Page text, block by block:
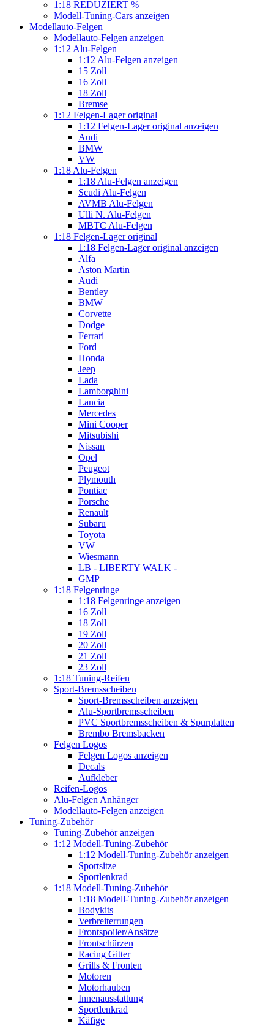
1:18 REDUZIERT %
Modell-Tuning-Cars anzeigen
Modellauto-Felgen
Modellauto-Felgen anzeigen
1:12 Alu-Felgen
1:12 Alu-Felgen anzeigen
15 Zoll
16 Zoll
18 Zoll
Bremse
1:12 Felgen-Lager original
1:12 Felgen-Lager original anzeigen
Audi
BMW
VW
1:18 Alu-Felgen
1:18 Alu-Felgen anzeigen
Scudi Alu-Felgen
AVMB Alu-Felgen
Ulli N. Alu-Felgen
MBTC Alu-Felgen
1:18 Felgen-Lager original
1:18 Felgen-Lager original anzeigen
Alfa
Aston Martin
Audi
Bentley
BMW
Corvette
Dodge
Ferrari
Ford
Honda
Jeep
Lada
Lamborghini
Lancia
Mercedes
Mini Cooper
Mitsubishi
Nissan
Opel
Peugeot
Plymouth
Pontiac
Porsche
Renault
Subaru
Toyota
VW
Wiesmann
LB - LIBERTY WALK -
GMP
1:18 Felgenringe
1:18 Felgenringe anzeigen
16 Zoll
18 Zoll
19 Zoll
20 Zoll
21 Zoll
23 Zoll
1:18 Tuning-Reifen
Sport-Bremsscheiben
Sport-Bremsscheiben anzeigen
Alu-Sportbremsscheiben
PVC Sportbremsscheiben & Spurplatten
Brembo Bremsbacken
Felgen Logos
Felgen Logos anzeigen
Decals
Aufkleber
Reifen-Logos
Alu-Felgen Anhänger
Modellauto-Felgen anzeigen
Tuning-Zubehör
Tuning-Zubehör anzeigen
1:12 Modell-Tuning-Zubehör
1:12 Modell-Tuning-Zubehör anzeigen
Sportsitze
Sportlenkrad
1:18 Modell-Tuning-Zubehör
1:18 Modell-Tuning-Zubehör anzeigen
Bodykits
Verbreiterrungen
Frontspoiler/Ansätze
Frontschürzen
Racing Gitter
Grills & Fronten
Motoren
Motorhauben
Innenausstattung
Sportlenkrad
Käfige